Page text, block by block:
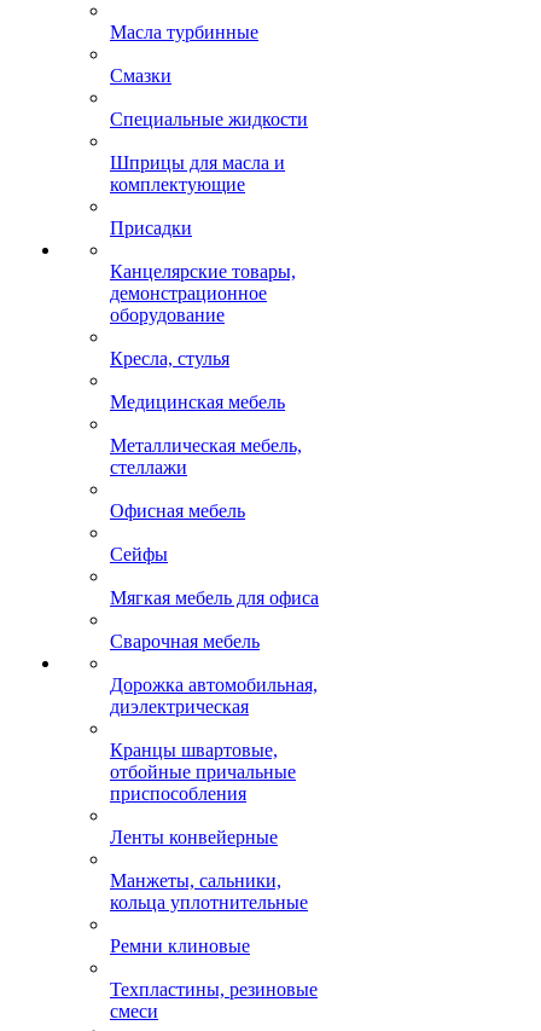
Масла турбинные
Смазки
Специальные жидкости
Шприцы для масла и
комплектующие
Присадки
Канцелярские товары,
демонстрационное
оборудование
Кресла, стулья
Медицинская мебель
Металлическая мебель,
стеллажи
Офисная мебель
Сейфы
Мягкая мебель для офиса
Сварочная мебель
Дорожка автомобильная,
диэлектрическая
Кранцы швартовые,
отбойные причальные
приспособления
Ленты конвейерные
Манжеты, сальники,
кольца уплотнительные
Ремни клиновые
Техпластины, резиновые
смеси